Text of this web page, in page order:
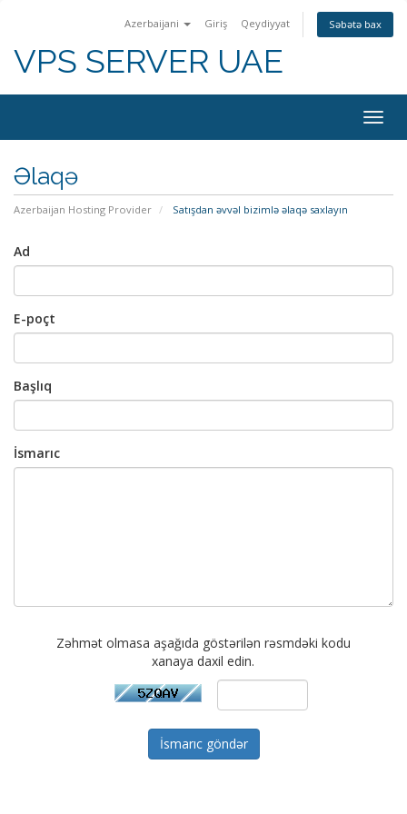
Azerbaijani Giriş Qeydiyyat Səbətə bax
VPS SERVER UAE
Əlaqə
Azerbaijan Hosting Provider Satışdan əvvəl bizimlə əlaqə saxlayın
Ad
E-poçt
Başlıq
İsmarıc
Zəhmət olmasa aşağıda göstərilən rəsmdəki kodu
xanaya daxil edin.
İsmarıc göndər